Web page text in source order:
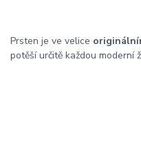
Prsten je ve velice
potěší určitě každou moderní